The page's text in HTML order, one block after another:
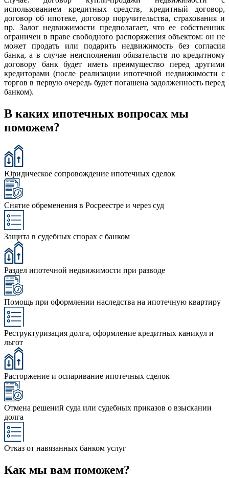
использованием кредитных средств, кредитный договор,
договор об ипотеке, договор поручительства, страхования и
пр. Залог недвижимости предполагает, что ее собственник
ограничен в праве свободного распоряжения объектом: он не
может продать или подарить недвижимость без согласия
банка, а в случае неисполнения обязательств по кредитному
договору банк будет иметь преимущество перед другими
кредиторами (после реализации ипотечной недвижимости с
торгов в первую очередь будет погашена задолженность перед
банком).
В каких ипотечных вопросах мы
поможем?
Юридическое сопровождение ипотечных сделок
Снятие обременения в Росреестре и через суд
Защита в судебных спорах с банком
Раздел ипотечной недвижимости при разводе
Помощь при оформлении наследства на ипотечную квартиру
Реструктуризация долга, оформление кредитных каникул и
льгот
Расторжение и оспаривание ипотечных сделок
Отмена решений суда или судебных приказов о взыскании
долга
Отказ от навязанных банком услуг
Как мы вам поможем?